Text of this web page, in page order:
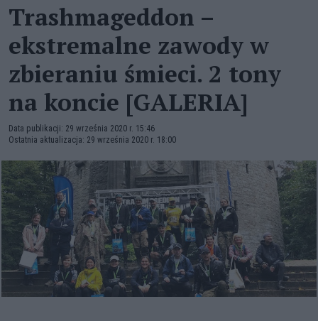
Trashmageddon –
ekstremalne zawody w
zbieraniu śmieci. 2 tony
na koncie [GALERIA]
Data publikacji: 29 września 2020 r. 15:46
Ostatnia aktualizacja: 29 września 2020 r. 18:00